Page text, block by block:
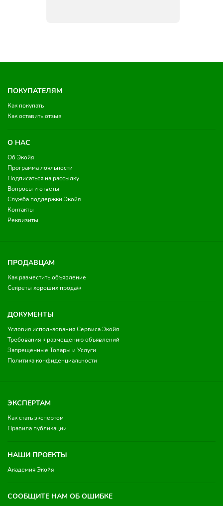
ПОКУПАТЕЛЯМ
Как покупать
Как оставить отзыв
О НАС
Об Экойя
Программа лояльности
Подписаться на рассылку
Вопросы и ответы
Служба поддержки Экойя
Контакты
Реквизиты
ПРОДАВЦАМ
Как разместить объявление
Секреты хороших продаж
ДОКУМЕНТЫ
Условия использования Сервиса Экойя
Требования к размещению объявлений
Запрещенные Товары и Услуги
Политика конфиденциальности
ЭКСПЕРТАМ
Как стать экспертом
Правила публикации
НАШИ ПРОЕКТЫ
Академия Экойя
СООБЩИТЕ НАМ ОБ ОШИБКЕ